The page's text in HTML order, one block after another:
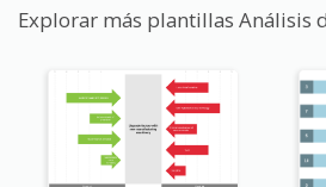
Explorar más plantillas Análisis